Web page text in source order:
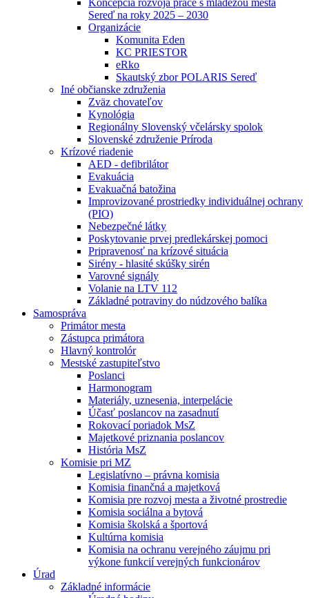
Koncepcia rozvoja práce s mládežou mesta
Sereď na roky 2025 – 2030
Organizácie
Komunita Eden
KC PRIESTOR
eRko
Skautský zbor POLARIS Sereď
Iné občianske združenia
Zväz chovateľov
Kynológia
Regionálny Slovenský včelársky spolok
Slovenské združenie Príroda
Krízové riadenie
AED - defibrilátor
Evakuácia
Evakuačná batožina
Improvizované prostriedky individuálnej ochrany
(PIO)
Nebezpečné látky
Poskytovanie prvej predlekárskej pomoci
Pripravenosť na krízové situácia
Sirény - hlasité skúšky sirén
Varovné signály
Volanie na LTV 112
Základné potraviny do núdzového balíka
Samospráva
Primátor mesta
Zástupca primátora
Hlavný kontrolór
Mestské zastupiteľstvo
Poslanci
Harmonogram
Materiály, uznesenia, interpelácie
Účasť poslancov na zasadnutí
Rokovací poriadok MsZ
Majetkové priznania poslancov
História MsZ
Komisie pri MZ
Legislatívno – právna komisia
Komisia finančná a majetková
Komisia pre rozvoj mesta a životné prostredie
Komisia sociálna a bytová
Komisia školská a športová
Kultúrna komisia
Komisia na ochranu verejného záujmu pri
výkone funkcií verejných funkcionárov
Úrad
Základné informácie